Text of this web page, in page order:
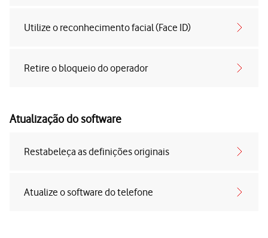
Utilize o reconhecimento facial (Face ID)
Retire o bloqueio do operador
Atualização do software
Restabeleça as definições originais
Atualize o software do telefone